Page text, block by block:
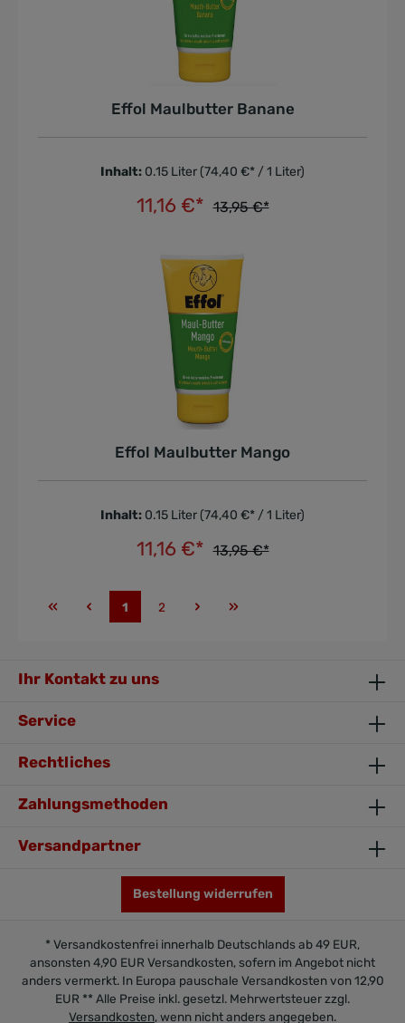
Effol Maulbutter Banane
Inhalt: 0.15 Liter (74,40 €* / 1 Liter)
11,16 €* 13,95 €*
In den Warenkorb
Effol Maulbutter Mango
Inhalt: 0.15 Liter (74,40 €* / 1 Liter)
11,16 €* 13,95 €*
In den Warenkorb
1 2
Ihr Kontakt zu uns
Service
Rechtliches
Zahlungsmethoden
Versandpartner
Bestellung widerrufen
* Versandkostenfrei innerhalb Deutschlands ab 49 EUR,
ansonsten 4,90 EUR Versandkosten, sofern im Angebot nicht
anders vermerkt. In Europa pauschale Versandkosten von 12,90
EUR ** Alle Preise inkl. gesetzl. Mehrwertsteuer zzgl.
Versandkosten, wenn nicht anders angegeben.